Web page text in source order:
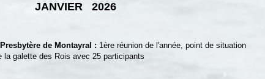
JANVIER 2026
de Montayral : 1ère réunion de l'année, point de situation
des Rois avec 25 participants